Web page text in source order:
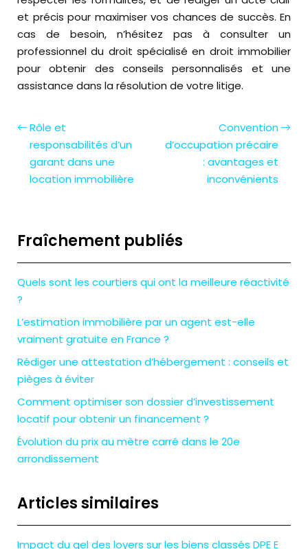
et précis pour maximiser vos chances de succès. En
cas de besoin, n’hésitez pas à consulter un
professionnel du droit spécialisé en droit immobilier
pour obtenir des conseils personnalisés et une
assistance dans la résolution de votre litige.
Rôle et
responsabilités d’un
garant dans une
location immobilière
Convention
d’occupation précaire
: avantages et
inconvénients
Fraîchement publiés
Quels sont les courtiers qui ont la meilleure réactivité
?
L’estimation immobilière par un agent est-elle
vraiment gratuite en France ?
Rédiger une attestation d’hébergement : conseils et
pièges à éviter
Comment optimiser son dossier d’investissement
locatif pour obtenir un financement ?
Évolution du prix au mètre carré dans le 20e
arrondissement
Articles similaires
Impact du gel des loyers sur les biens classés DPE E